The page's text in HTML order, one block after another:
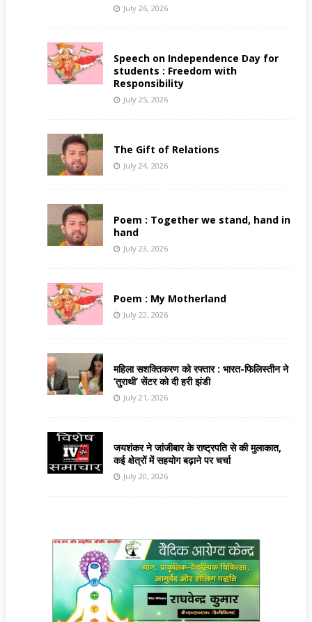
July 26, 2026
Speech on Independence Day for
students : Freedom with
Responsibility
July 25, 2026
The Gift of Relations
July 24, 2026
Poem : Together we stand, hand in
hand
July 23, 2026
Poem : My Motherland
July 22, 2026
महिला सशक्तिकरण को रफ्तार : भारत-फिलिस्तीन ने
‘तुराथी’ सेंटर को दी हरी झंडी
July 21, 2026
जयशंकर ने जांजीबार के राष्ट्रपति से की मुलाकात,
कई क्षेत्रों में सहयोग बढ़ाने पर चर्चा
July 20, 2026